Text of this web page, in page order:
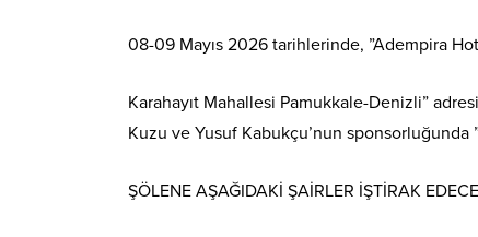
08-09 Mayıs 2026 tarihlerinde, ”Adempira
Karahayıt Mahallesi Pamukkale-Denizli”
Kuzu ve Yusuf Kabukçu’nun sponsorluğunda
ŞÖLENE AŞAĞIDAKİ ŞAİRLER İŞTİRAK